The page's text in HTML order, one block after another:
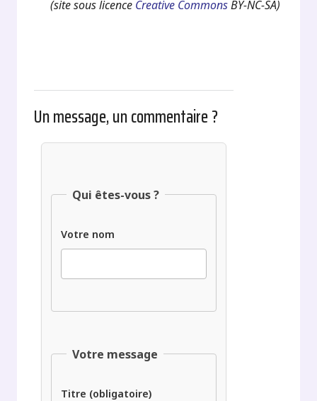
(site sous licence Creative CommonsBY-NC-SA)
Un message, un commentaire ?
Qui êtes-vous ?
Votre nom
Votre message
Titre (obligatoire)